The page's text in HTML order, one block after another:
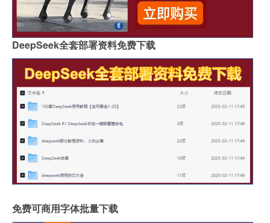
DeepSeek全套部署资料免费下载
免费可商用字体批量下载